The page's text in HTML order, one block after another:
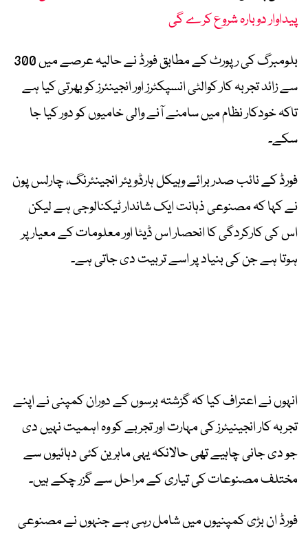
پیداوار دوبارہ شروع کرے گی
بلومبرگ کی رپورٹ کے مطابق فورڈ نے حالیہ عرصے میں 300
سے زائد تجربہ کار کوالٹی انسپکٹرز اور انجینئرز کو بھرتی کیا ہے
تاکہ خودکار نظام میں سامنے آنے والی خامیوں کو دور کیا جا
سکے۔
فورڈ کے نائب صدر برائے وہیکل ہارڈویئر انجینئرنگ، چارلس پون
نے کہا کہ مصنوعی ذہانت ایک شاندار ٹیکنالوجی ہے لیکن
اس کی کارکردگی کا انحصار اس ڈیٹا اور معلومات کے معیار پر
ہوتا ہے جن کی بنیاد پر اسے تربیت دی جاتی ہے۔
انہوں نے اعتراف کیا کہ گزشتہ برسوں کے دوران کمپنی نے اپنے
تجربہ کار انجینیئرز کی مہارت اور تجربے کو وہ اہمیت نہیں دی
جو دی جانی چاہیے تھی حالانکہ یہی ماہرین کئی دہائیوں سے
مختلف مصنوعات کی تیاری کے مراحل سے گزر چکے ہیں۔
فورڈ ان بڑی کمپنیوں میں شامل رہی ہے جنہوں نے مصنوعی